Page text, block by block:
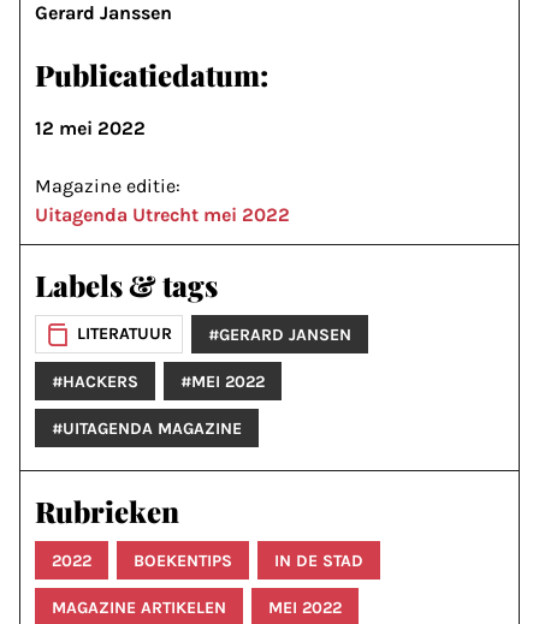
Gerard Janssen
Publicatiedatum:
12 mei 2022
Magazine editie:
Uitagenda Utrecht mei 2022
Labels & tags
LITERATUUR #GERARD JANSEN
#HACKERS #MEI 2022
#UITAGENDA MAGAZINE
Rubrieken
2022 BOEKENTIPS IN DE STAD
MAGAZINE ARTIKELEN MEI 2022